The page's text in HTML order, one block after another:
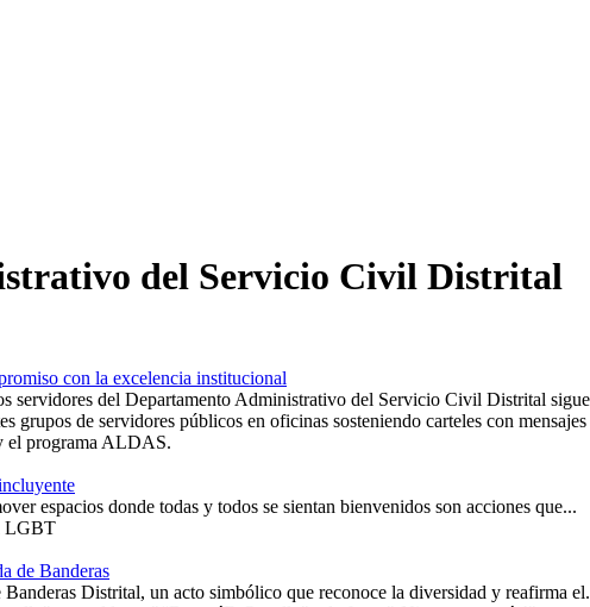
del Servicio Civil Distrital
con la excelencia institucional
servidores del Departamento Administrativo del Servicio Civil Distrital
espacios donde todas y todos se sientan bienvenidos son acciones que...
de Banderas
Distrital, un acto simbólico que reconoce la diversidad y reafirma